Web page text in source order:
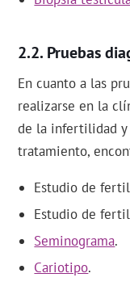
Pruebas
En cuanto a las
realizarse en la
de la infertilidad
tratamiento,
Estudio de
Estudio de
Seminograma.
Cariotipo.